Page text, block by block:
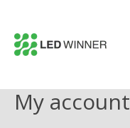
My account